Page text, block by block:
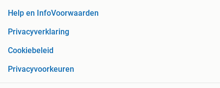
Help en InfoVoorwaarden
Privacyverklaring
Cookiebeleid
Privacyvoorkeuren